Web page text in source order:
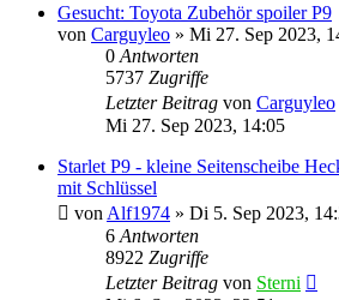
Gesucht: Toyota Zubehör spoiler P9
von Carguyleo » Mi 27. Sep 2023,
0 Antworten
5737 Zugriffe
Letzter Beitrag von Carguyleo
Mi 27. Sep 2023, 14:05
Starlet P9 - kleine Seitenscheibe
mit Schlüssel
von Alf1974 » Di 5. Sep 2023,
6 Antworten
8922 Zugriffe
Letzter Beitrag von Sterni